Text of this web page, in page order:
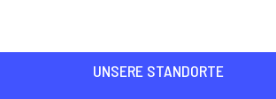
UNSERE STANDORTE